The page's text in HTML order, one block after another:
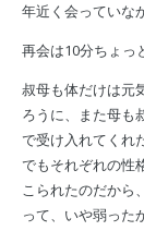
年近く会っていな
再会は10分ちょっ
叔母も体だけは元
ろうに、また母も
で受け入れてくれ
でもそれぞれの性
こられたのだから
って、いや弱った